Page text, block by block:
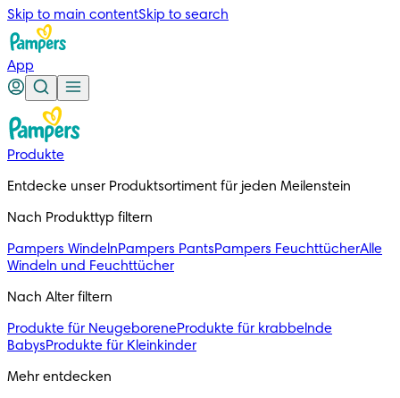
Skip to main contentSkip to search
App
Produkte
Entdecke unser Produktsortiment für jeden Meilenstein
Nach Produkttyp filtern
Pampers WindelnPampers PantsPampers FeuchttücherAlle
Windeln und Feuchttücher
Nach Alter filtern
Produkte für NeugeboreneProdukte für krabbelnde
BabysProdukte für Kleinkinder
Mehr entdecken